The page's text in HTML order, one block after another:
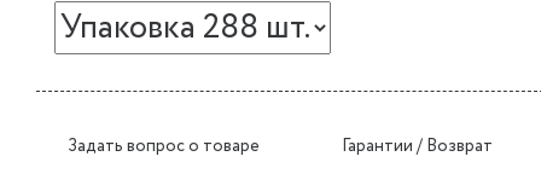
Задать вопрос о товаре Гарантии / Возврат